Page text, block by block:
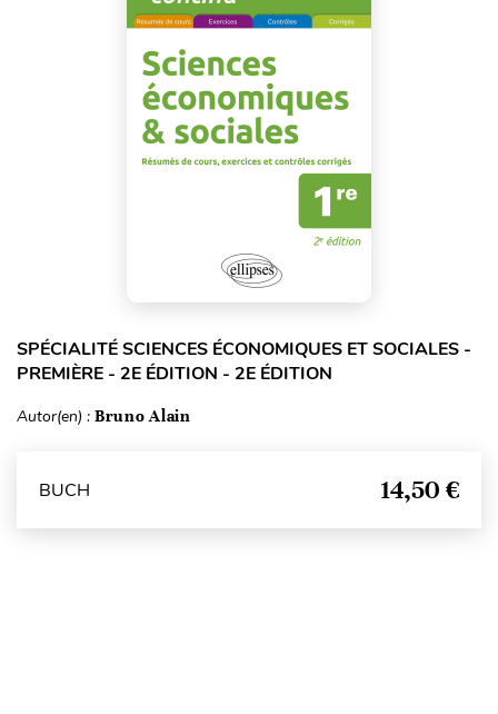
SPÉCIALITÉ SCIENCES ÉCONOMIQUES ET SOCIALES -
PREMIÈRE - 2E ÉDITION - 2E ÉDITION
Autor(en) : Bruno Alain
BUCH 14,50 €